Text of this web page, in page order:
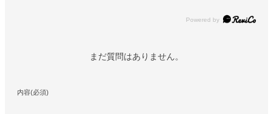
Powered by
まだ質問はありません。
内容(必須)